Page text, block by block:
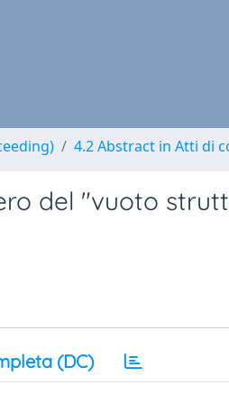
4.2 Abstract in Atti di
del "vuoto
(DC)